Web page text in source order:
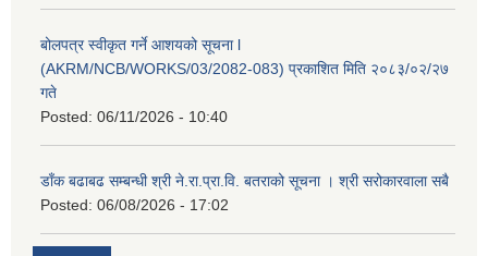
बोलपत्र स्वीकृत गर्ने आशयको सूचना l
(AKRM/NCB/WORKS/03/2082-083) प्रकाशित मिति २०८३/०२/२७
गते
Posted: 06/11/2026 - 10:40
डाँक बढाबढ सम्बन्धी श्री ने.रा.प्रा.वि. बतराको सूचना । श्री सरोकारवाला सबै
Posted: 06/08/2026 - 17:02